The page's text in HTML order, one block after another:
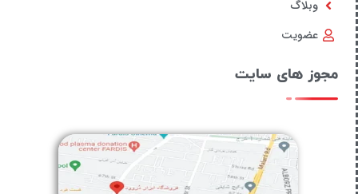
وبلاگ
عضویت
مجوز های سایت